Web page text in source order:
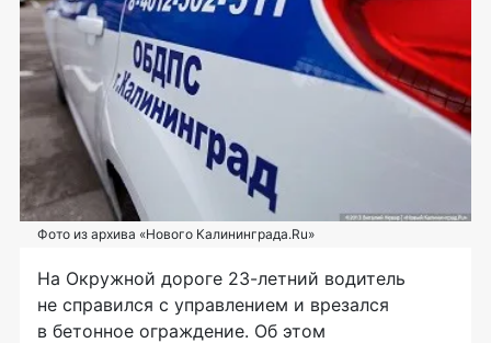
Фото из архива «Нового Калининграда.Ru»
На Окружной дороге 23-летний водитель
не справился с управлением и врезался
в бетонное ограждение. Об этом